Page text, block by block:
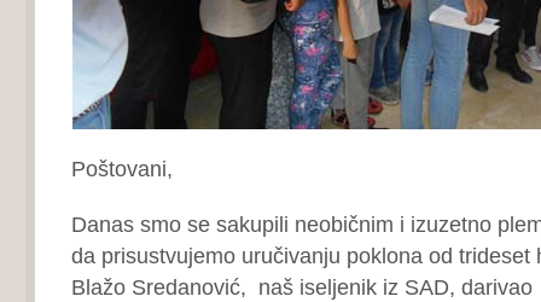
Poštovani,
Danas smo se sakupili neobičnim i izuzetno
da prisustvujemo uručivanju poklona od trideset
Blažo Sredanović, naš iseljenik iz SAD,